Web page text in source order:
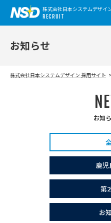
株式会社日本システムデザイ
RECRUIT
お知らせ
株式会社日本システムデザイン 採用サイト
お知
鹿児
第
お